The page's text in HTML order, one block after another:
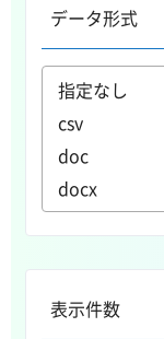
データ形式
表示件数